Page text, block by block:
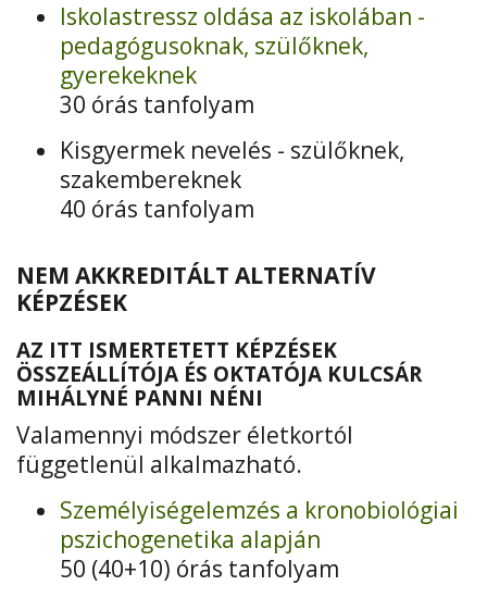
Iskolastressz oldása az iskolában -
pedagógusoknak, szülőknek,
gyerekeknek
30 órás tanfolyam
Kisgyermek nevelés - szülőknek,
szakembereknek
40 órás tanfolyam
NEM AKKREDITÁLT ALTERNATÍV
KÉPZÉSEK
AZ ITT ISMERTETETT KÉPZÉSEK
ÖSSZEÁLLÍTÓJA ÉS OKTATÓJA KULCSÁR
MIHÁLYNÉ PANNI NÉNI
Valamennyi módszer életkortól
függetlenül alkalmazható.
Személyiségelemzés a kronobiológiai
pszichogenetika alapján
50 (40+10) órás tanfolyam